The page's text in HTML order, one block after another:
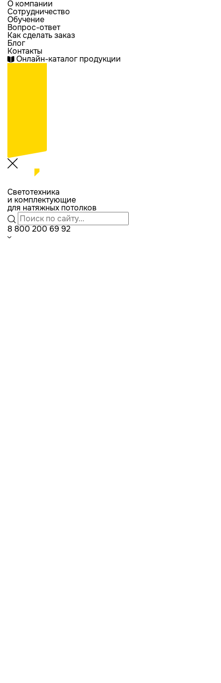
О компании
Сотрудничество
Обучение
Вопрос-ответ
Как сделать заказ
Блог
Контакты
Онлайн-каталог продукции
Светотехника
и комплектующие
для натяжных потолков
8 800 200 69 92